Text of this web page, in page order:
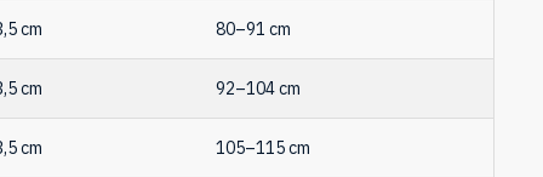
cm 80–91 cm
cm 92–104 cm
cm 105–115 cm